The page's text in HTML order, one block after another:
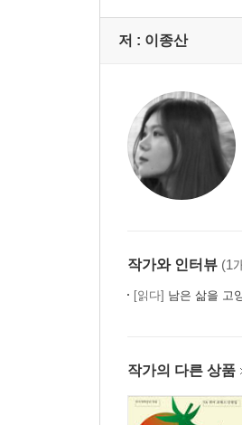
저 : 이종산
작가와 인터뷰 (1
[읽다] 남은 삶을 고
작가의 다른 상품